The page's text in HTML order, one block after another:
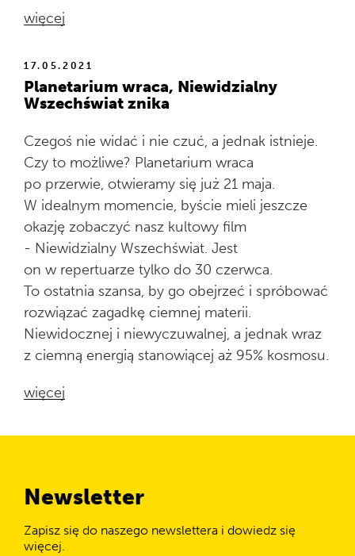
więcej
17.05.2021
Planetarium wraca, Niewidzialny
Wszechświat znika
Czegoś nie widać i nie czuć, a jednak istnieje.
Czy to możliwe? Planetarium wraca
po przerwie, otwieramy się już 21 maja.
W idealnym momencie, byście mieli jeszcze
okazję zobaczyć nasz kultowy film
- Niewidzialny Wszechświat. Jest
on w repertuarze tylko do 30 czerwca.
To ostatnia szansa, by go obejrzeć i spróbować
rozwiązać zagadkę ciemnej materii.
Niewidocznej i niewyczuwalnej, a jednak wraz
z ciemną energią stanowiącej aż 95% kosmosu.
więcej
Newsletter
Zapisz się do naszego newslettera i dowiedz się
więcej.